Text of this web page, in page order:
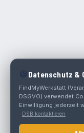
🍪 Datenschutz &
FindMyWerkstatt
DSGVO) verwendet
Einwilligung jederzeit
· DSB kontaktieren